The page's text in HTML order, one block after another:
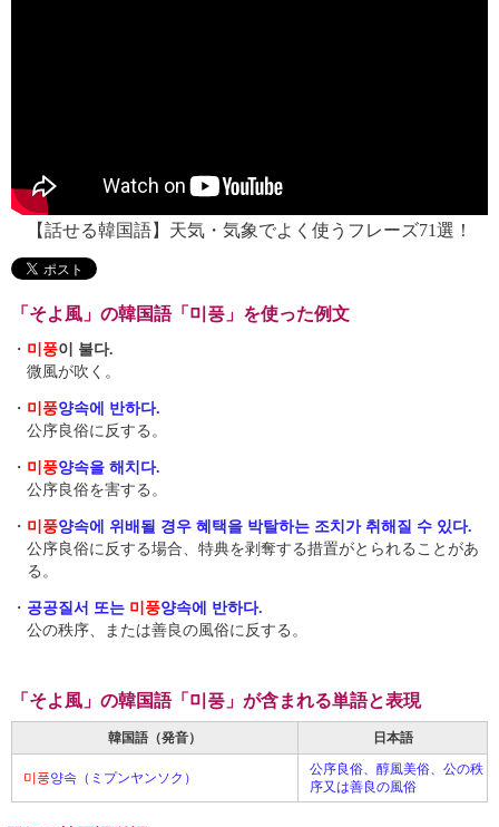
【話せる韓国語】天気・気象でよく使うフレーズ71選！
「そよ風」の韓国語「미풍」を使った例文
・ 미풍이 불다.
微風が吹く。
・ 미풍양속에 반하다.
公序良俗に反する。
・ 미풍양속을 해치다.
公序良俗を害する。
・ 미풍양속에 위배될 경우 혜택을 박탈하는 조치가 취해질 수 있다.
公序良俗に反する場合、特典を剥奪する措置がとられることがあ
る。
・ 공공질서 또는 미풍양속에 반하다.
公の秩序、または善良の風俗に反する。
「そよ風」の韓国語「미풍」が含まれる単語と表現
韓国語（発音） 日本語
미풍양속（ミプンヤンソク）
公序良俗、醇風美俗、公の秩
序又は善良の風俗